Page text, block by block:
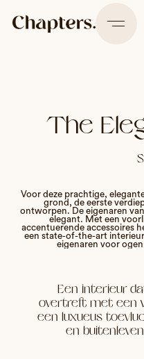
The
Voor deze prachtige,
grond, de eerste
ontworpen. De eigenaren
elegant. Met een
accentuerende accessoires
een state-of-the-art
eigenaren voor
Een interieur
overtreft met een
een luxueus
en